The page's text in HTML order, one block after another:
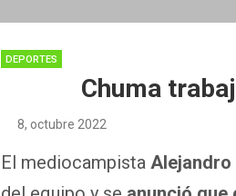
DEPORTES
Chuma
8, octubre 2022
El mediocampista Alejandro